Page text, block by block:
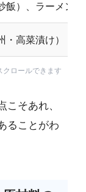
飯）、ラーメン
・高菜漬け）
こそあれ、
ることがわ